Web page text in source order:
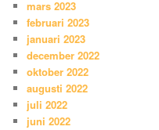
mars 2023
februari 2023
januari 2023
december 2022
oktober 2022
augusti 2022
juli 2022
juni 2022